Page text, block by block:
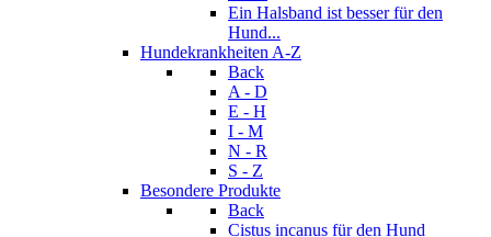
Ein Halsband ist besser für den
Hund...
Hundekrankheiten A-Z
Back
A - D
E - H
I - M
N - R
S - Z
Besondere Produkte
Back
Cistus incanus für den Hund